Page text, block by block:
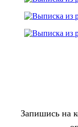
Запишись на